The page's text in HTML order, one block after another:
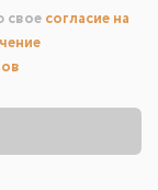
свое согласие на